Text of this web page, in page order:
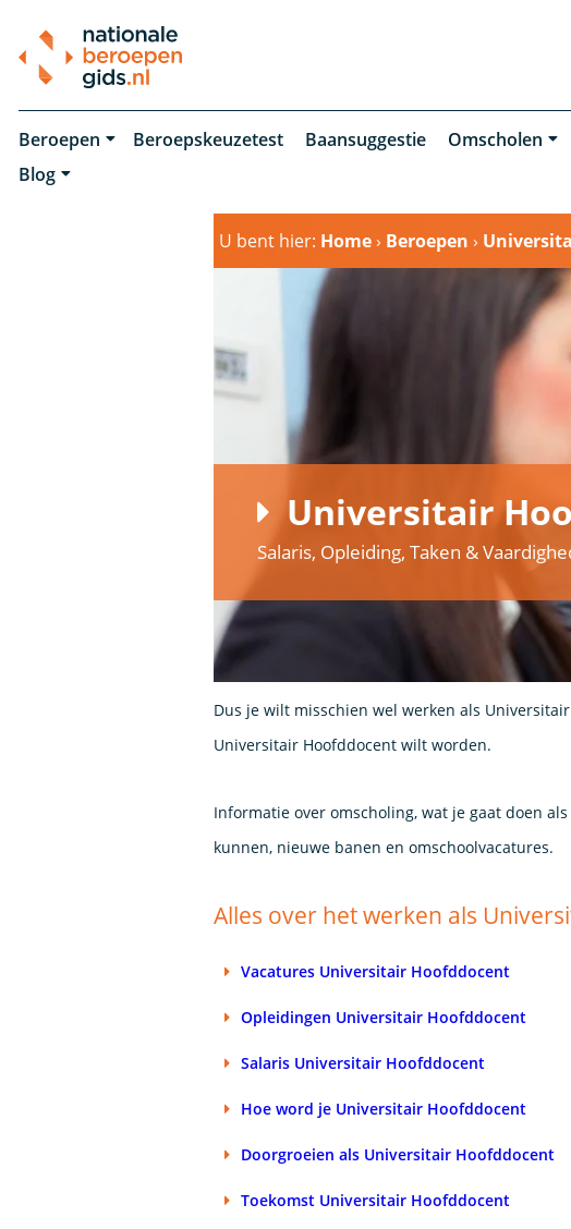
Beroepen Beroepskeuzetest Baansuggestie Omscholen
Blog
U bent hier: Home› Beroepen ›
Universitair
Salaris, Opleiding, Taken &
Dus je wilt misschien wel werken als
Universitair Hoofddocent wilt worden.
Informatie over omscholing, wat je gaat doen
kunnen, nieuwe banen en omschoolvacatures.
Alles over het werken als
Vacatures Universitair Hoofddocent
Opleidingen Universitair Hoofddocent
Salaris Universitair Hoofddocent
Hoe word je Universitair Hoofddocent
Doorgroeien als Universitair Hoofddocent
Toekomst Universitair Hoofddocent